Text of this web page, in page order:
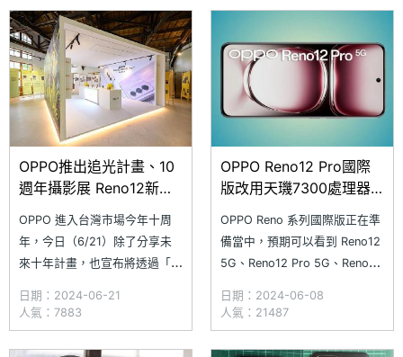
與單眼級人像鏡頭，人像攝影品
質自然沒話說。
引領、五大目標投入實踐登峰計
才、企業回饋層面佈局。
OPPO 於 201
OPPO推出追光計畫、10
週年攝影展 Reno12新機6
月底開放體驗
OPPO 進入台灣市場今年十周
年，今日（6/21）除了分享未
來十年計畫，也宣布將透過「追
光實踐家」，把 OPPO 手機的
科技力、影像力帶到資源匱乏的
區域，帶領孩童看到未來的可能
日期：2024-06-21
人氣：7883
OPPO Reno12 Pro國際
版改用天璣7300處理器
Reno12 F有雙版本
OPPO Reno 系列國際版正在準
備當中，預期可以看到 Reno12
5G、Reno12 Pro 5G、Reno12
洲電商平台一度開啟 OPPO
Reno12 Pro 5G 商品頁面，透
露外型設計與部分產品規格，顯
日期：2024-06-08
人氣：21487